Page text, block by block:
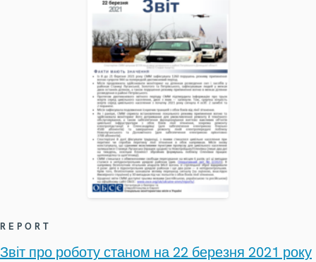
REPORT
Звіт про роботу станом на 22 березня 2021 року